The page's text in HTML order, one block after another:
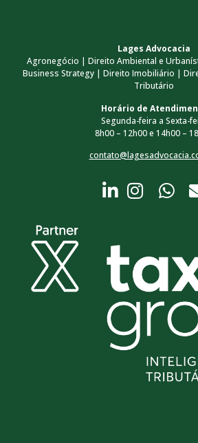
Lages Advocacia
Agronegócio | Direito Ambiental e
Business Strategy | Direito Imobiliário |
Tributário
Horário de
Segunda-feira a Sexta-
8h00 – 12h00 e 14h00 –